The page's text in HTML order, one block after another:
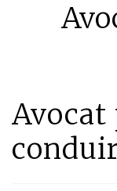
Avocat